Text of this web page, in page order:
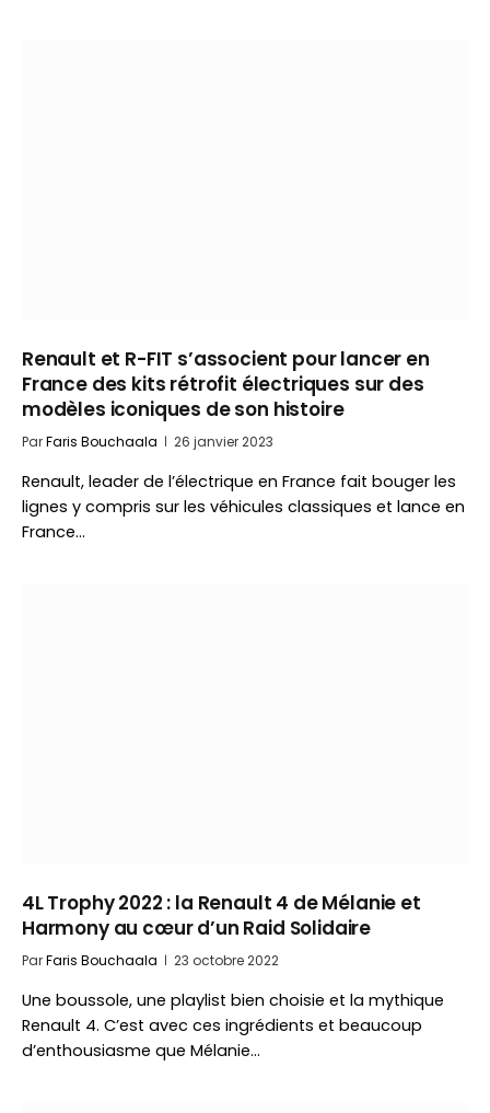
Renault et R-FIT s’associent pour lancer en
France des kits rétrofit électriques sur des
modèles iconiques de son histoire
ParFaris Bouchaala 26 janvier 2023
Renault, leader de l’électrique en France fait bouger les
lignes y compris sur les véhicules classiques et lance en
France…
4L Trophy 2022 : la Renault 4 de Mélanie et
Harmony au cœur d’un Raid Solidaire
ParFaris Bouchaala 23 octobre 2022
Une boussole, une playlist bien choisie et la mythique
Renault 4. C’est avec ces ingrédients et beaucoup
d’enthousiasme que Mélanie…